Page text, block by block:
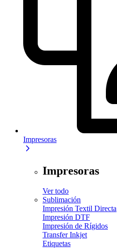
Impresoras
Impresoras
Ver todo
Sublimación
Impresión Textil Directa
Impresión DTF
Impresión de Rígidos
Transfer Inkjet
Etiquetas